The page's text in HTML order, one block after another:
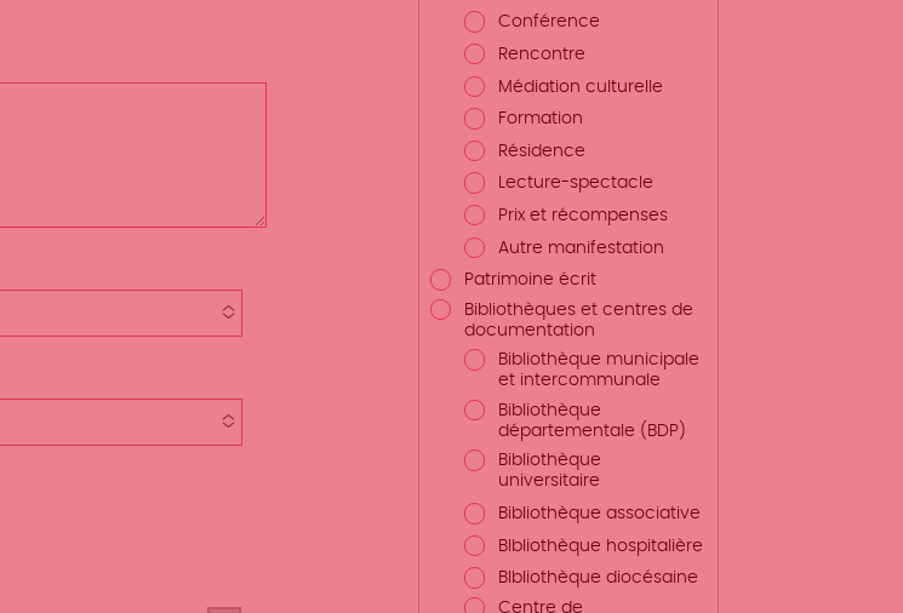
Conférence
Rencontre
Médiation culturelle
Formation
Résidence
Lecture-spectacle
Prix et récompenses
Autre manifestation
Patrimoine écrit
Bibliothèques et centres de
documentation
Bibliothèque municipale
et intercommunale
Bibliothèque
départementale (BDP)
Bibliothèque
universitaire
Bibliothèque associative
BIbliothèque hospitalière
BIbliothèque diocésaine
Centre de